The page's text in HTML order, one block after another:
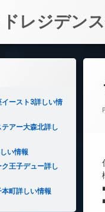
レジデン
イースト3詳しい情
アー大森北詳し
い情報
王子デュー詳し
町詳しい情報